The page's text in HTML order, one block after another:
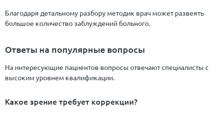
Благодаря детальному разбору методик врач может развеять
большое количество заблуждений больного.
Ответы на популярные вопросы
На интересующие пациентов вопросы отвечают специалисты с
высоким уровнем квалификации.
Какое зрение требует коррекции?